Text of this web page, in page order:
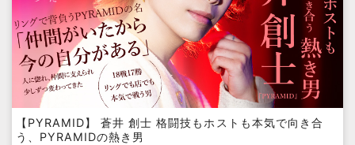
【PYRAMID】 蒼井 創士 格闘技もホストも本気で向き合
う、PYRAMIDの熱き男